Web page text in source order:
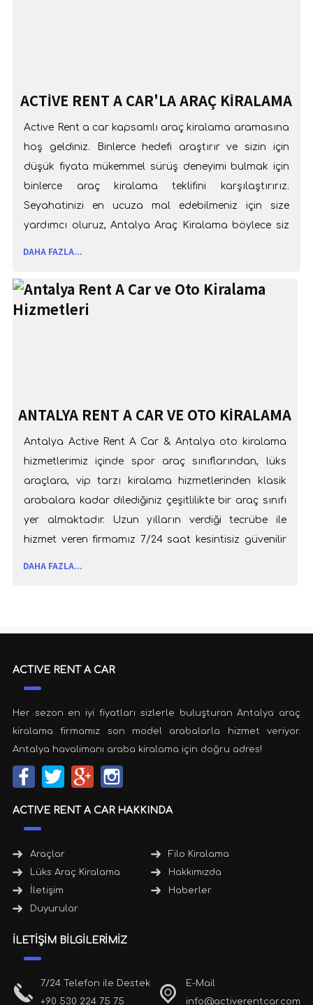
ACTIVE RENT A CAR'LA ARAÇ KIRALAMA
Active Rent a car kapsamlı araç kiralama aramasına
hoş geldiniz. Binlerce hedefi araştırır ve sizin için
düşük fiyata mükemmel sürüş deneyimi bulmak için
binlerce araç kiralama teklifini karşılaştırırız.
Seyahatinizi en ucuza mal edebilmeniz için size
yardımcı oluruz, Antalya Araç Kiralama böylece siz
DAHA FAZLA...
ANTALYA RENT A CAR VE OTO KIRALAMA
HIZMETLERI
Antalya Active Rent A Car & Antalya oto kiralama
hizmetlerimiz içinde spor araç sınıflarından, lüks
araçlara, vip tarzı kiralama hizmetlerinden klasik
arabalara kadar dilediğiniz çeşitlilikte bir araç sınıfı
yer almaktadır. Uzun yılların verdiği tecrübe ile
hizmet veren firmamız 7/24 saat kesintisiz güvenilir
DAHA FAZLA...
ACTIVE RENT A CAR
Her sezon en iyi fiyatları sizlerle buluşturan Antalya araç
kiralama firmamız son model arabalarla hizmet veriyor.
Antalya havalimanı araba kiralama için doğru adres!
ACTIVE RENT A CAR HAKKINDA
Araçlar
Filo Kiralama
Lüks Araç Kiralama
Hakkımızda
İletişim
Haberler
Duyurular
İLETİŞİM BİLGİLERİMİZ
7/24 Telefon ile Destek
+90 530 224 75 75
E-Mail
info@activerentcar.com